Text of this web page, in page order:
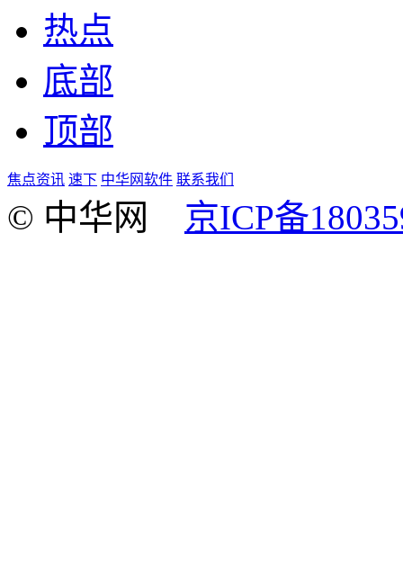
热点
底部
顶部
焦点资讯 速下 中华网软件 联系我们
© 中华网 京ICP备